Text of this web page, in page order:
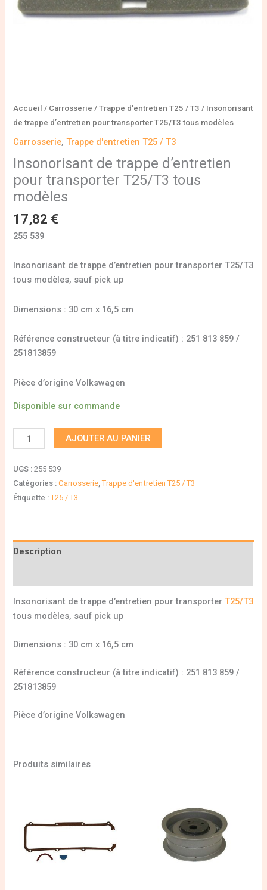
Accueil / Carrosserie /Trappe d'entretien T25 / T3 / Insonorisant
de trappe d’entretien pour transporter T25/T3 tous modèles
Carrosserie,Trappe d'entretien T25 / T3
Insonorisant de trappe d’entretien
pour transporter T25/T3 tous
modèles
17,82 €
255 539
Insonorisant de trappe d’entretien pour transporter T25/T3
tous modèles, sauf pick up
Dimensions : 30 cm x 16,5 cm
Référence constructeur (à titre indicatif) : 251 813 859 /
251813859
Pièce d’origine Volkswagen
Disponible sur commande
AJOUTER AU PANIER
UGS :255 539
Catégories :Carrosserie,Trappe d'entretien T25 / T3
Étiquette :T25 / T3
Description
Insonorisant de trappe d’entretien pour transporterT25/T3
tous modèles, sauf pick up
Dimensions : 30 cm x 16,5 cm
Référence constructeur (à titre indicatif) : 251 813 859 /
251813859
Pièce d’origine Volkswagen
Produits similaires